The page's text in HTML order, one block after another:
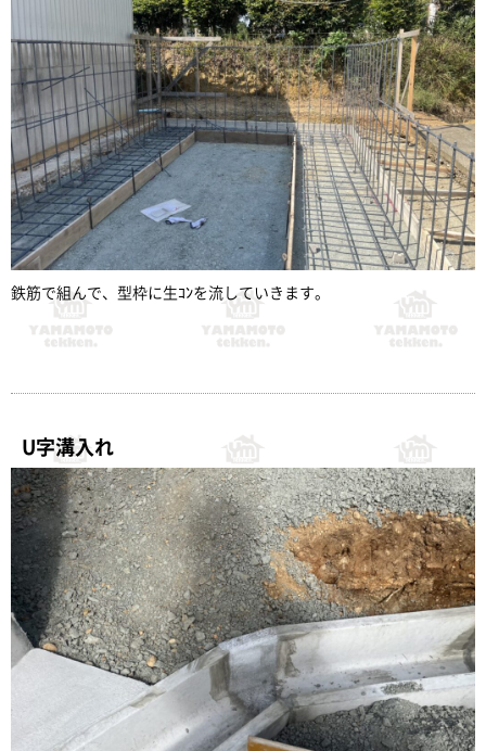
鉄筋で組んで、型枠に生ｺﾝを流していきます。
U字溝入れ